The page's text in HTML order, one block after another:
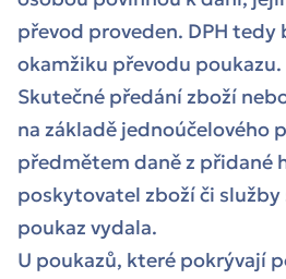
převod proveden. DPH tedy
okamžiku převodu poukazu.
Skutečné předání zboží
na základě jednoúčelového
předmětem daně z přidané
poskytovatel zboží či
poukaz vydala.
U poukazů, které pokrývají